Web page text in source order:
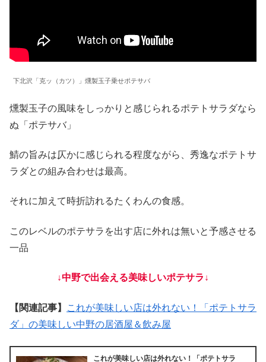
下北沢「克ッ（カツ）」燻製玉子乗せポテサバ
燻製玉子の風味をしっかりと感じられるポテトサラダなら
ぬ「ポテサバ」
鯖の旨みは仄かに感じられる程度ながら、秀逸なポテトサ
ラダとの組み合わせは最高。
それに加えて時折訪れるたくわんの食感。
このレベルのポテサラを出す店に外れは無いと予感させる
一品
↓中野で出会える美味しいポテサラ↓
【関連記事】
これが美味しい店は外れない！「ポテトサラ
ダ」の美味しい中野の居酒屋＆飲み屋
これが美味しい店は外れない！「ポテトサラ